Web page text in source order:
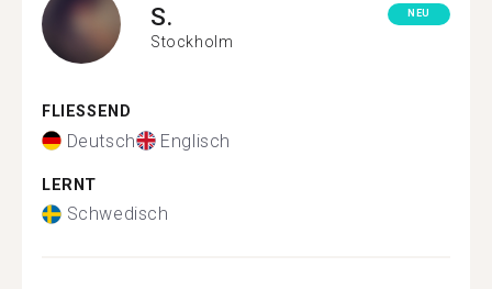
S.
Stockholm
NEU
FLIESSEND
Deutsch Englisch
LERNT
Schwedisch